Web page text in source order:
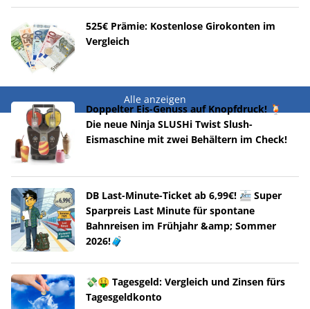
525€ Prämie: Kostenlose Girokonten im
Vergleich
Alle anzeigen
Doppelter Eis-Genuss auf Knopfdruck! 🍹
Die neue Ninja SLUSHi Twist Slush-
Eismaschine mit zwei Behältern im Check!
DB Last-Minute-Ticket ab 6,99€! 🚈 Super
Sparpreis Last Minute für spontane
Bahnreisen im Frühjahr &amp; Sommer
2026!🧳
💸🤑 Tagesgeld: Vergleich und Zinsen fürs
Tagesgeldkonto